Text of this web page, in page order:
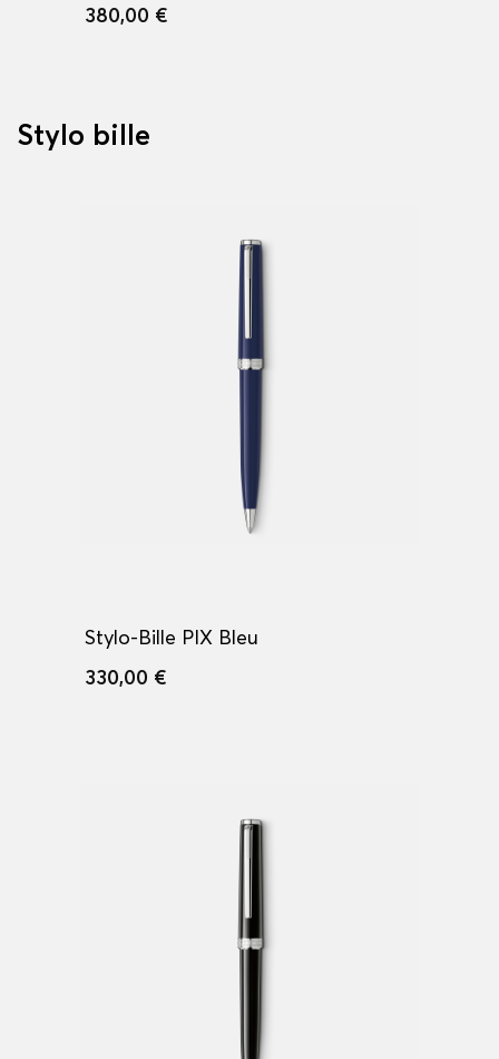
380,00 €
Stylo bille
Stylo-Bille PIX Bleu
330,00 €